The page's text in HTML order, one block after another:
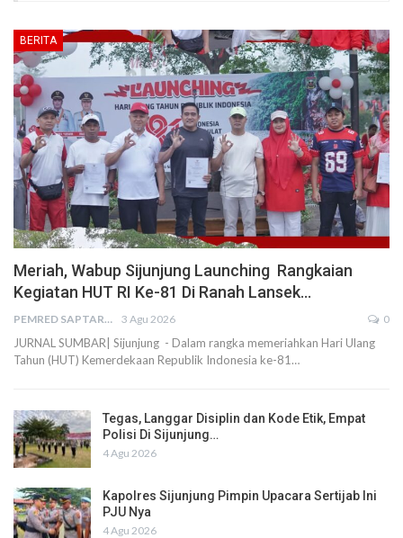
BERITA
Meriah, Wabup Sijunjung Launching Rangkaian
Kegiatan HUT RI Ke-81 Di Ranah Lansek…
PEMRED SAPTARIUS 3 Agu 2026 0
JURNAL SUMBAR| Sijunjung - Dalam rangka memeriahkan Hari Ulang
Tahun (HUT) Kemerdekaan Republik Indonesia ke-81…
Tegas, Langgar Disiplin dan Kode Etik, Empat
Polisi Di Sijunjung…
4 Agu 2026
Kapolres Sijunjung Pimpin Upacara Sertijab Ini
PJU Nya
4 Agu 2026